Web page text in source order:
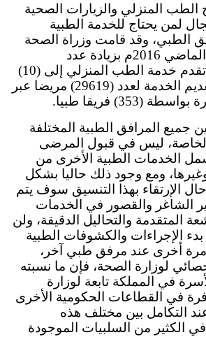
الطب المنزلي والزيارات الصحية
لمن يحتاج للخدمة الطبية
الطبي، وقد قامت وزراة الصحة
مشكورة في العام الماضي 2016م بزيادة عدد
المستشفيات التي تقدم خدمة الطب المنزلي إلى (10)
مستشفيات، وتم تقديم الخدمة لعدد (29619) مريضا عبر
جميع المرافق الطبية المختلفة
ليس في قبول المرضى
الخدمات الطبية الأخرى من
ومع وجود ذلك حاليا بشكل
الإرتقاء بهذا التنسيق سوف يتم
الشاغر والقصور في الخدمات
المتقدمة والتحاليل الدقيقة، ولن
الإجراءات والكشوفات الطبية
مرة أخرى عند مرفق طبي آخر،
لوزارة الصحة، فإن ما نسبته
في المملكة تابعة لوزارة
في القطاعات الحكومية الأخرى
التكامل بين مختلف هذه
الكثير من السلبيات الموجودة